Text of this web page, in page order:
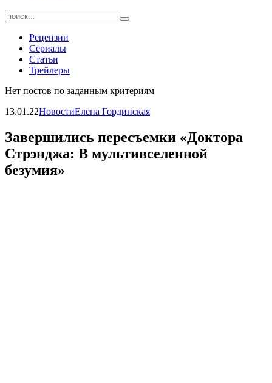
Найти:
Рецензии
Сериалы
Статьи
Трейлеры
Нет постов по заданным критериям
13.01.22НовостиЕлена Гординская
Завершились пересъемки «Доктора
Стрэнджа: В мультивселенной
безумия»